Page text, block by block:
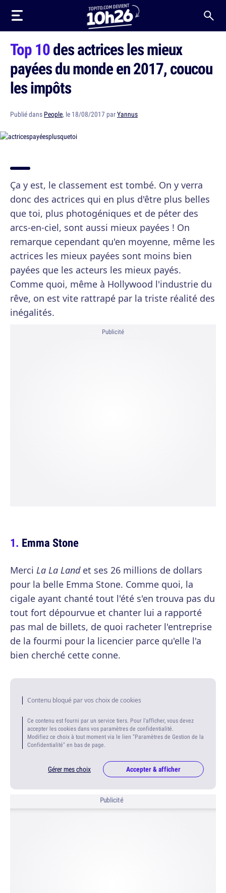
Top 10des actrices les mieux
payées du monde en 2017, coucou
les impôts
Publié dans People, le 18/08/2017 parYannus
Ça y est, le classement est tombé. On y verra
donc des actrices qui en plus d'être plus belles
que toi, plus photogéniques et de péter des
arcs-en-ciel, sont aussi mieux payées ! On
remarque cependant qu'en moyenne, même les
actrices les mieux payées sont moins bien
payées que les acteurs les mieux payés.
Comme quoi, même à Hollywood l'industrie du
rêve, on est vite rattrapé par la triste réalité des
inégalités.
Publicité
Emma Stone
Merci La La Landet ses 26 millions de dollars
pour la belle Emma Stone. Comme quoi, la
cigale ayant chanté tout l'été s'en trouva pas du
tout fort dépourvue et chanter lui a rapporté
pas mal de billets, de quoi racheter l'entreprise
de la fourmi pour la licencier parce qu'elle l'a
bien cherché cette conne.
Contenu bloqué par vos choix de cookies
Ce contenu est fourni par un service tiers. Pour l'afficher, vous devez
accepter les cookies dans vos paramètres de confidentialité.
Modifiez ce choix à tout moment via le lien "Paramètres de Gestion de la
Confidentialité" en bas de page.
Gérer mes choix Accepter & afficher
Publicité